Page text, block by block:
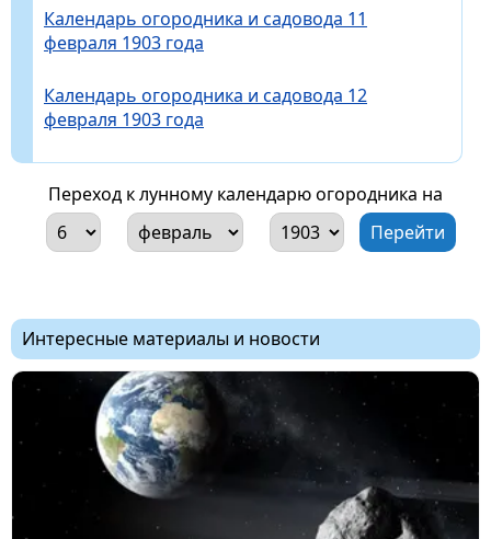
Календарь огородника и садовода 11
февраля 1903 года
Календарь огородника и садовода 12
февраля 1903 года
Переход к лунному календарю огородника на
Интересные материалы и новости